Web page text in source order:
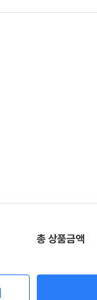
총 상품금액